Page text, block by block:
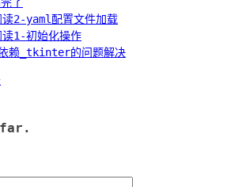
2-yaml配置文件加载
1-初始化操作
赖_tkinter的问题解决
far.